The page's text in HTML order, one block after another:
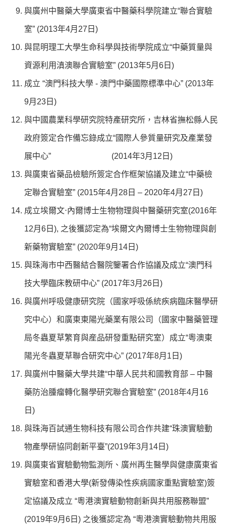
與廣州中醫藥大學廣東省中醫藥科學院建立“聯合實驗
室” (2013年4月27日)
與昆明理工大學生命科學與技術學院成立“中藥質量與
資源利用滇澳聯合實驗室” (2013年5月6日)
成立 “澳門科技大學 - 澳門中藥國際標準中心” (2013年
9月23日)
與中國農業科學研究院特產研究所，吉林省撫松縣人民
政府簽定合作備忘錄成立“國際人參質量研究及產業發
展中心” (2014年3月12日)
與廣東省藥品檢驗所簽定合作框架協議及建立“中藥檢
定聯合實驗室” (2015年4月28日 – 2020年4月27日)
成立埃爾文⋅內爾博士生物物理與中醫藥研究室(2016年
12月6日), 之後獲認定為“埃爾文內爾博士生物物理與創
新藥物實驗室” (2020年9月14日)
與珠海市中西醫結合醫院鑒署合作協議及成立“澳門科
技大學臨床教研中心” (2017年3月26日)
與廣州呼吸健康研究院（國家呼吸係統疾病臨床醫學研
究中心）和廣東東陽光藥業有限公司（國家中醫藥管理
局冬蟲夏草繁育與産品研發重點研究室）成立“粵澳東
陽光冬蟲夏草聯合研究中心” (2017年8月1日)
與廣州中醫藥大學共建“中華人民共和國教育部 – 中醫
藥防治腫瘤轉化醫學研究聯合實驗室” (2018年4月16
日)
與珠海百試通生物科技有限公司合作共建“珠澳實驗動
物產學研協同創新平臺”(2019年3月14日)
與廣東省實驗動物監測所、廣州再生醫學與健康廣東省
實驗室和香港大學(新發傳染性疾病國家重點實驗室)簽
定協議及成立 “粵港澳實驗動物創新與共用服務聯盟”
(2019年9月6日) 之後獲認定為 “粵港澳實驗動物共用服